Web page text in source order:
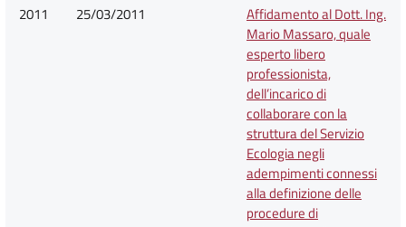
2011 25/03/2011
Affidamento al Dott. Ing.
Mario Massaro, quale
esperto libero
professionista,
dell’incarico di
collaborare con la
struttura del Servizio
Ecologia negli
adempimenti connessi
alla definizione delle
procedure di